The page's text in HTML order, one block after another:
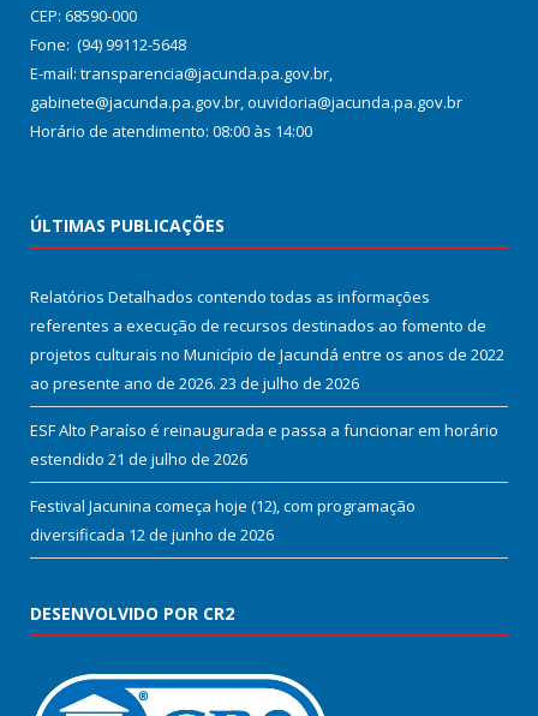
CEP: 68590-000
Fone: (94) 99112-5648
E-mail: transparencia@jacunda.pa.gov.br,
gabinete@jacunda.pa.gov.br, ouvidoria@jacunda.pa.gov.br
Horário de atendimento: 08:00 às 14:00
ÚLTIMAS PUBLICAÇÕES
Relatórios Detalhados contendo todas as informações
referentes a execução de recursos destinados ao fomento de
projetos culturais no Município de Jacundá entre os anos de 2022
ao presente ano de 2026. 23 de julho de 2026
ESF Alto Paraíso é reinaugurada e passa a funcionar em horário
estendido 21 de julho de 2026
Festival Jacunina começa hoje (12), com programação
diversificada 12 de junho de 2026
DESENVOLVIDO POR CR2